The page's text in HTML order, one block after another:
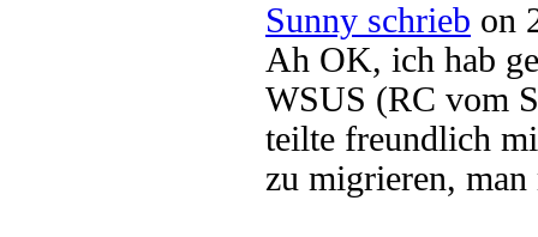
Sunny schrieb on
Ah OK, ich hab
WSUS (RC vom
teilte freundlich
zu migrieren, man